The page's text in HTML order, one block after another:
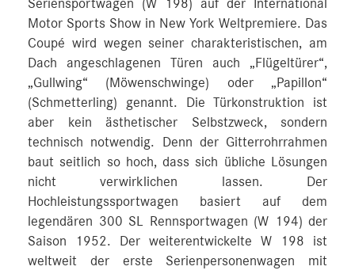
Seriensportwagen (W 198) auf der International
Motor Sports Show in New York Weltpremiere. Das
Coupé wird wegen seiner charakteristischen, am
Dach angeschlagenen Türen auch „Flügeltürer“,
„Gullwing“ (Möwenschwinge) oder „Papillon“
(Schmetterling) genannt. Die Türkonstruktion ist
aber kein ästhetischer Selbstzweck, sondern
technisch notwendig. Denn der Gitterrohrrahmen
baut seitlich so hoch, dass sich übliche Lösungen
nicht verwirklichen lassen. Der
Hochleistungssportwagen basiert auf dem
legendären 300 SL Rennsportwagen (W 194) der
Saison 1952. Der weiterentwickelte W 198 ist
weltweit der erste Serienpersonenwagen mit